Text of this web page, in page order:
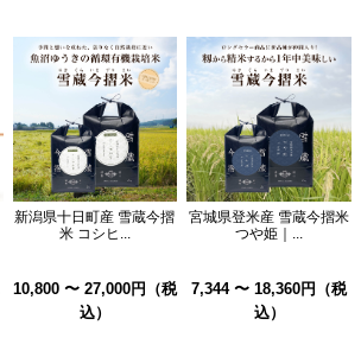
新潟県十日町産 雪蔵今摺
米 コシヒ...
10,800 〜 27,000円（税
込）
宮城県登米産 雪蔵今摺米
つや姫｜...
7,344 〜 18,360円（税
込）